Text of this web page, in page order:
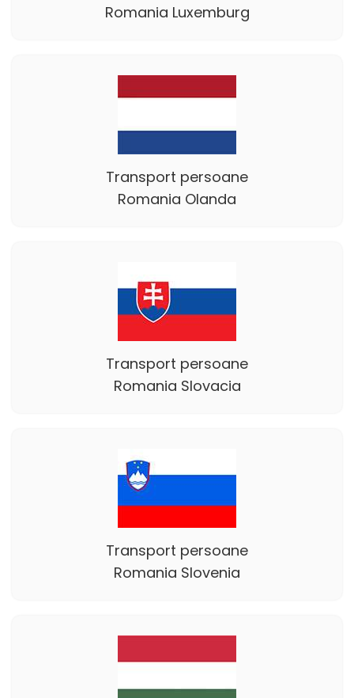
Romania Luxemburg
Transport persoane
Romania Olanda
Transport persoane
Romania Slovacia
Transport persoane
Romania Slovenia